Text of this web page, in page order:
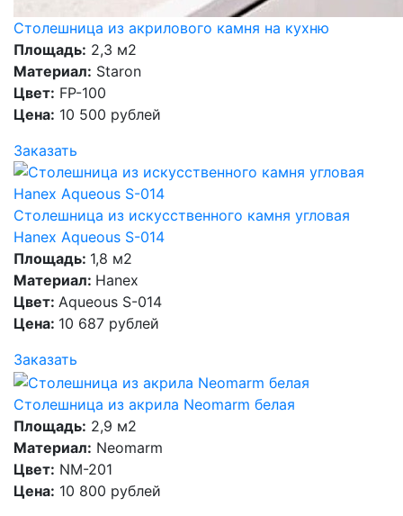
Столешница из акрилового камня на кухню
Площадь: 2,3 м2
Материал: Staron
Цвет: FP-100
Цена: 10 500 рублей
Заказать
Столешница из искусственного камня угловая
Hanex Aqueous S-014
Площадь: 1,8 м2
Материал: Hanex
Цвет: Aqueous S-014
Цена: 10 687 рублей
Заказать
Столешница из акрила Neomarm белая
Площадь: 2,9 м2
Материал: Neomarm
Цвет: NM-201
Цена: 10 800 рублей